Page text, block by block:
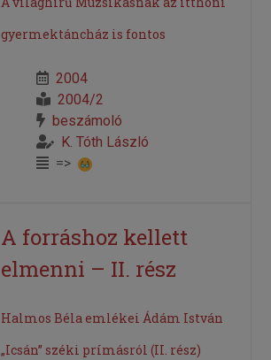
gyermektáncház is fontos
2004
2004/2
beszámoló
K. Tóth László
=>
A forráshoz kellett
elmenni – II. rész
Halmos Béla emlékei Ádám István
„Icsán” széki prímásról (II. rész)